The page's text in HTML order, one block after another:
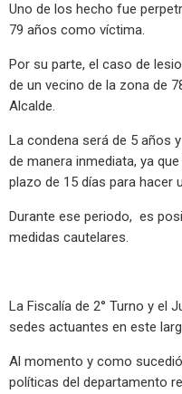
Uno de los hecho fue
79 años como víctima.
Por su parte, el caso de
de un vecino de la zona de
Alcalde.
La condena será de 5 años
de manera inmediata, ya
plazo de 15 días para hacer
Durante ese periodo, es
medidas cautelares.
La Fiscalía de 2° Turno y el
sedes actuantes en este
Al momento y como
políticas del departamento